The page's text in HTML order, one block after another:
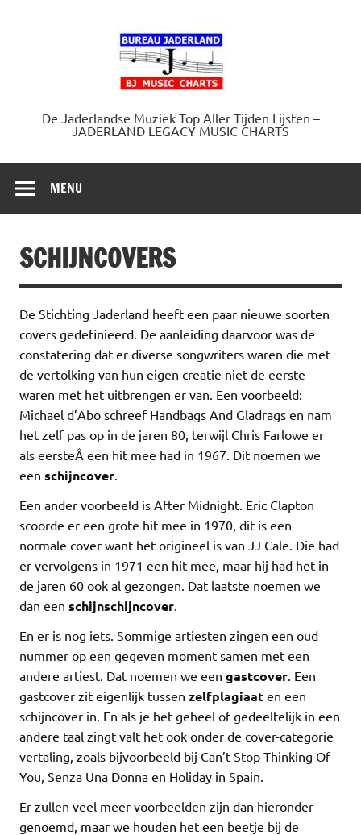
De Jaderlandse Muziek Top Aller Tijden Lijsten –
JADERLAND LEGACY MUSIC CHARTS
MENU
SCHIJNCOVERS
De Stichting Jaderland heeft een paar nieuwe soorten
covers gedefinieerd. De aanleiding daarvoor was de
constatering dat er diverse songwriters waren die met
de vertolking van hun eigen creatie niet de eerste
waren met het uitbrengen er van. Een voorbeeld:
Michael d’Abo schreef Handbags And Gladrags en nam
het zelf pas op in de jaren 80, terwijl Chris Farlowe er
als eersteÂ een hit mee had in 1967. Dit noemen we
een schijncover
Een ander voorbeeld is After Midnight. Eric Clapton
scoorde er een grote hit mee in 1970, dit is een
normale cover want het origineel is van JJ Cale. Die had
er vervolgens in 1971 een hit mee, maar hij had het in
de jaren 60 ook al gezongen. Dat laatste noemen we
dan een schijnschijncover
En er is nog iets. Sommige artiesten zingen een oud
nummer op een gegeven moment samen met een
andere artiest. Dat noemen we een gastcover . Een
gastcover zit eigenlijk tussen zelfplagiaat en een
schijncover in. En als je het geheel of gedeeltelijk in een
andere taal zingt valt het ook onder de cover-categorie
vertaling, zoals bijvoorbeeld bij Can’t Stop Thinking Of
You, Senza Una Donna en Holiday in Spain.
Er zullen veel meer voorbeelden zijn dan hieronder
genoemd, maar we houden het een beetje bij de